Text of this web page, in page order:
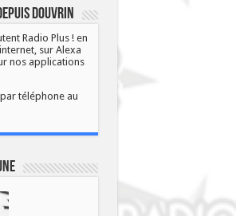
Douvrin
Radio Plus ! en
sur Alexa
nos applications
téléphone au